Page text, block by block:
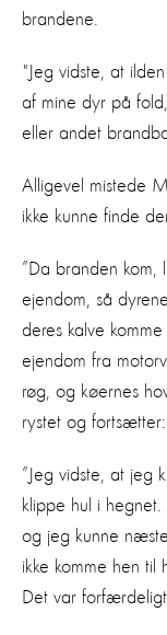
brandene.
"Jeg vidste, at
af mine dyr på
eller andet
Alligevel mistede
ikke kunne finde
”Da branden
ejendom, så
deres kalve
ejendom fra
røg, og køernes
rystet og fortsætter:
”Jeg vidste, at jeg
klippe hul i
og jeg kunne
ikke komme hen til
Det var